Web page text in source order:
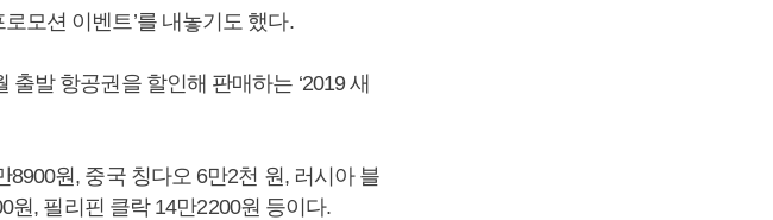
모션 이벤트’를 내놓기도 했다.
발 항공권을 할인해 판매하는 ‘2019 새
원, 중국 칭다오 6만2천 원, 러시아 블
원, 필리핀 클락 14만2200원 등이다.